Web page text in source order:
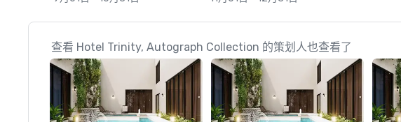
查看 Hotel Trinity, Autograph Collection 的策划人也查看了